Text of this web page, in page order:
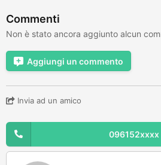
Commenti
Non è stato ancora aggiunto alcun
Aggiungi un commento
Invia ad un amico
096152xxxx